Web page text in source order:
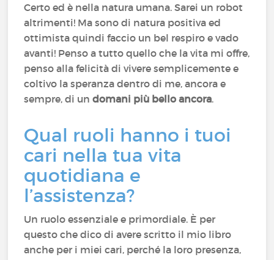
Certo ed è nella natura umana. Sarei un robot
altrimenti! Ma sono di natura positiva ed
ottimista quindi faccio un bel respiro e vado
avanti! Penso a tutto quello che la vita mi offre,
penso alla felicità di vivere semplicemente e
coltivo la speranza dentro di me, ancora e
sempre, di undomani più bello ancora.
Qual ruoli hanno i tuoi
cari nella tua vita
quotidiana e
l’assistenza?
Un ruolo essenziale e primordiale. È per
questo che dico di avere scritto il mio libro
anche per i miei cari, perché la loro presenza,